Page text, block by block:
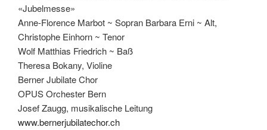
«Jubelmesse»
Anne-Florence Marbot ~ Sopran Barbara Erni ~ Alt,
Christophe Einhorn ~ Tenor
Wolf Matthias Friedrich ~ Baß
Theresa Bokany, Violine
Berner Jubilate Chor
OPUS Orchester Bern
Josef Zaugg, musikalische Leitung
www.bernerjubilatechor.ch